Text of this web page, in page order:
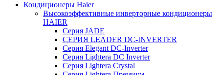
Кондиционеры Haier
Высокоэффективные инверторные кондиционеры
HAIER
Серия JADE
СЕРИЯ LEADER DC-INVERTER
Серия Elegant DC-Inverter
Серия Lightera DC Inverter
Серия Lightera Crystal